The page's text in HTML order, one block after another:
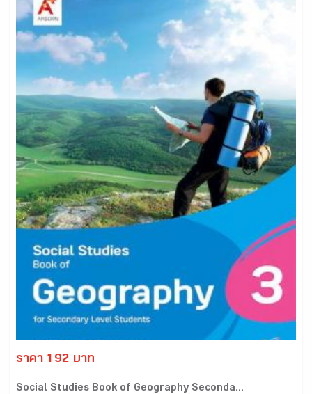
ราคา 192 บาท
Social Studies Book of Geography Seconda...